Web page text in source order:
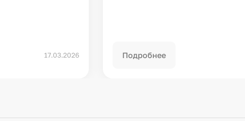
17.03.2026 Подробнее